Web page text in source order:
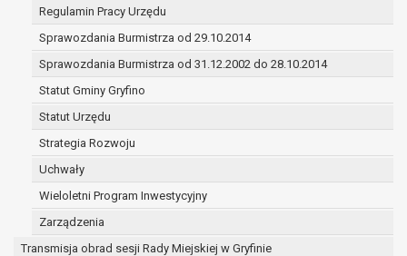
Regulamin Pracy Urzędu
Sprawozdania Burmistrza od 29.10.2014
Sprawozdania Burmistrza od 31.12.2002 do 28.10.2014
Statut Gminy Gryfino
Statut Urzędu
Strategia Rozwoju
Uchwały
Wieloletni Program Inwestycyjny
Zarządzenia
Transmisja obrad sesji Rady Miejskiej w Gryfinie
sprawowania władzy publicznej
powierzonej administratorowi;
w pozostałych przypadkach dane osobowe
przetwarzane są wyłącznie na podstawie
wcześniej udzielonej zgody w zakresie i celu
określonym w treści zgody.
W związku z przetwarzaniem danych w celu
wskazanym w pkt. 3, dane osobowe mogą być
udostępniane innym upoważnionym odbiorcom lub
kategoriom odbiorców danych osobowych.
Odbiorcami mogą być:
podmioty, które przetwarzają dane